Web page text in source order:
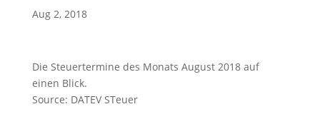
Aug 2, 2018
Die Steuertermine des Monats August 2018 auf
einen Blick.
Source: DATEV STeuer